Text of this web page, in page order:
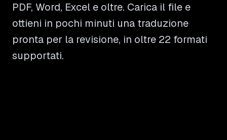
PDF, Word, Excel e oltre. Carica il file e
ottieni in pochi minuti una traduzione
pronta per la revisione, in oltre 22 formati
supportati.